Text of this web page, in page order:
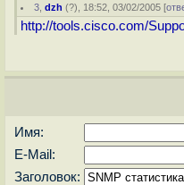
3 ,dzh (?), 18:52, 03/02/2005 [
http://tools.cisco.com/
Имя:
E-Mail:
Заголовок: